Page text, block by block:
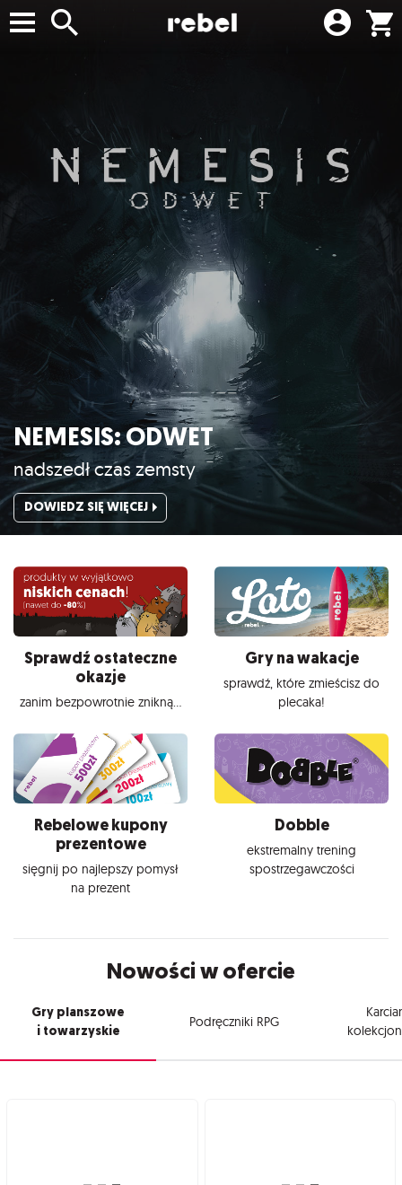
NEMESIS: ODWET
nadszedł czas zemsty
DOWIEDZ SIĘ WIĘCEJ
Sprawdź ostateczne
okazje
zanim bezpowrotnie znikną...
Gry na wakacje
sprawdź, które zmieścisz do
plecaka!
Rebelowe kupony
prezentowe
sięgnij po najlepszy pomysł
na prezent
Dobble
ekstremalny trening
spostrzegawczości
Nowości w ofercie
Gry planszowe
i towarzyskie
Podręczniki RPG